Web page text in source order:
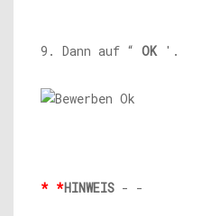
9. Dann auf “ OK'.
* *HINWEIS - -